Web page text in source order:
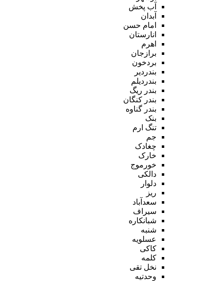
آب پخش
آبدان
امام حسن
انارستان
اهرم
برازجان
بردخون
بندردیر
بندردیلم
بندر ریگ
بندر کنگان
بندر گناوه
بنک
تنگ ارم
جم
چغادک
خارک
خورموج
دالکی
دلوار
ریز
سعدآباد
سیراف
شبانکاره
شنبه
عسلویه
کاکی
کلمه
نخل تقی
وحدتیه